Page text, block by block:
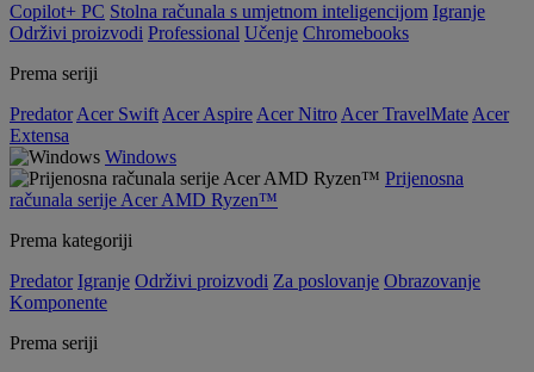
Copilot+ PC Stolna računala s umjetnom inteligencijom Igranje
Održivi proizvodi Professional Učenje Chromebooks
Prema seriji
Predator Acer Swift Acer Aspire Acer Nitro Acer TravelMate Acer
Extensa
Windows
Prijenosna
računala serije Acer AMD Ryzen™
Prema kategoriji
Predator Igranje Održivi proizvodi Za poslovanje Obrazovanje
Komponente
Prema seriji